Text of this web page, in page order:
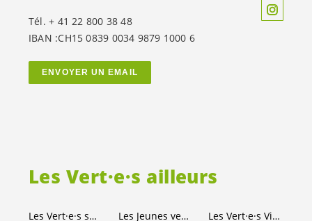
Les Vert·e·s ailleurs
Les Vert·e·s suisses Les Jeunes vert-e-s Les Vert·e·s Ville de Genève
Tél. + 41 22 800 38 48
IBAN :CH15 0839 0034 9879 1000 6
ENVOYER UN EMAIL